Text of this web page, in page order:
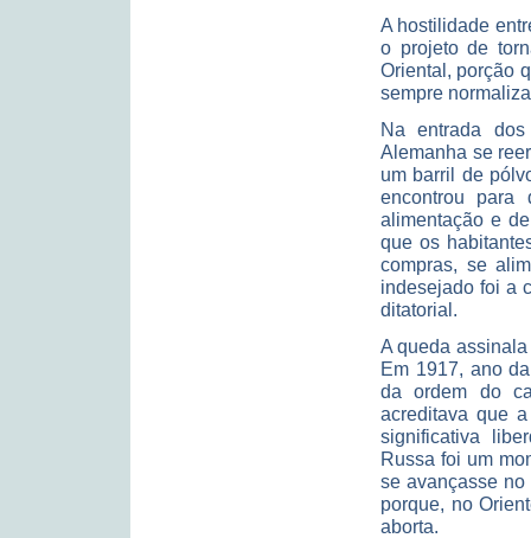
A hostilidade
o projeto de
Oriental, porção
sempre
Na entrada
Alemanha se
um barril de
encontrou para
alimentação e
que os
compras, se
indesejado foi a
ditatorial.
A queda
Em 1917, ano
da ordem do
acreditava que
significativa
Russa foi um
se avançasse no
porque, no
aborta.